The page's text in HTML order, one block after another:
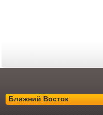
Ближний Восток